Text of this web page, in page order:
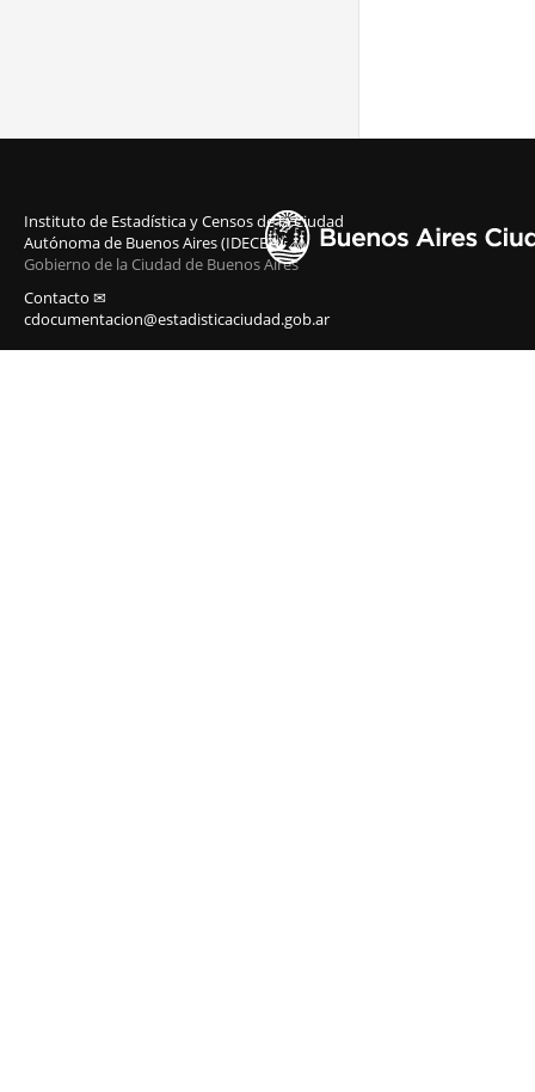
Instituto de Estadística y Censos de la Ciudad
Autónoma de Buenos Aires (IDECBA)
Gobierno de la Ciudad de Buenos Aires
Contacto ✉
cdocumentacion@estadisticaciudad.gob.ar